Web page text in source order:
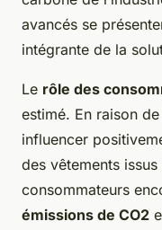
avancés se
intégrante de la
Le rôle des
estimé. En raison
influencer
des vêtements
consommateurs
émissions de CO2